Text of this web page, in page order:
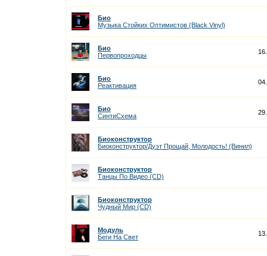
Био
Музыка Стойких Оптимистов (Black Vinyl)
Био
Первопроходцы
Био
Реактивация
Био
СинтиСхема
Биоконструктор
Биоконструктор/Дуэт Прощай, Молодость! (Винил)
Биоконструктор
Танцы По Видео (CD)
Биоконструктор
Чудный Мир (CD)
Модуль
Беги На Cвет